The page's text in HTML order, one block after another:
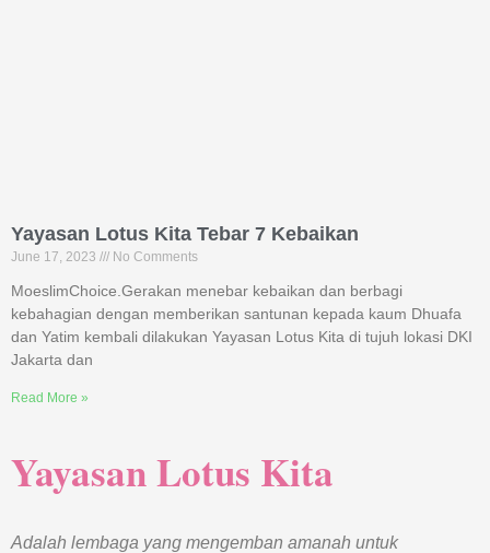
Yayasan Lotus Kita Tebar 7 Kebaikan
June 17, 2023 No Comments
MoeslimChoice.Gerakan menebar kebaikan dan berbagi
kebahagian dengan memberikan santunan kepada kaum Dhuafa
dan Yatim kembali dilakukan Yayasan Lotus Kita di tujuh lokasi DKI
Jakarta dan
Read More »
Yayasan Lotus Kita
Adalah lembaga yang mengemban amanah untuk